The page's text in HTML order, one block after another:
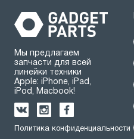
Мы предлагаем
запчасти для всей
линейки техники
Apple: iPhone, iPad,
iPod, Macbook!
Политика конфиденциальности